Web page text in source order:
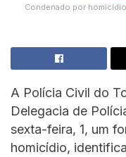
Condenado por
A Polícia Civil do
Delegacia de
sexta-feira, 1, um
homicídio,